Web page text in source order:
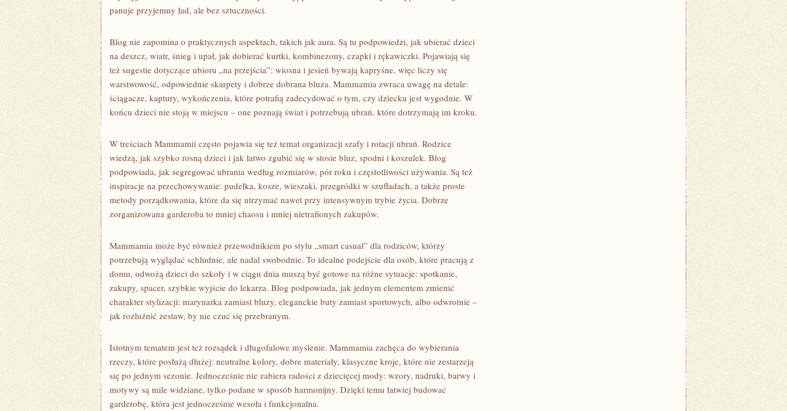
panuje przyjemny ład, ale bez sztuczności.
Blog nie zapomina o praktycznych aspektach, takich jak aura. Są tu podpowiedzi, jak ubierać dzieci
na deszcz, wiatr, śnieg i upał, jak dobierać kurtki, kombinezony, czapki i rękawiczki. Pojawiają się
też sugestie dotyczące ubioru „na przejścia”: wiosna i jesień bywają kapryśne, więc liczy się
warstwowość, odpowiednie skarpety i dobrze dobrana bluza. Mammamia zwraca uwagę na detale:
ściągacze, kaptury, wykończenia, które potrafią zadecydować o tym, czy dziecku jest wygodnie. W
końcu dzieci nie stoją w miejscu – one poznają świat i potrzebują ubrań, które dotrzymają im kroku.
W treściach Mammamii często pojawia się też temat organizacji szafy i rotacji ubrań. Rodzice
wiedzą, jak szybko rosną dzieci i jak łatwo zgubić się w stosie bluz, spodni i koszulek. Blog
podpowiada, jak segregować ubrania według rozmiarów, pór roku i częstotliwości używania. Są też
inspiracje na przechowywanie: pudełka, kosze, wieszaki, przegródki w szufladach, a także proste
metody porządkowania, które da się utrzymać nawet przy intensywnym trybie życia. Dobrze
zorganizowana garderoba to mniej chaosu i mniej nietrafionych zakupów.
Mammamia może być również przewodnikiem po stylu „smart casual” dla rodziców, którzy
potrzebują wyglądać schludnie, ale nadal swobodnie. To idealne podejście dla osób, które pracują z
domu, odwożą dzieci do szkoły i w ciągu dnia muszą być gotowe na różne sytuacje: spotkanie,
zakupy, spacer, szybkie wyjście do lekarza. Blog podpowiada, jak jednym elementem zmienić
charakter stylizacji: marynarka zamiast bluzy, eleganckie buty zamiast sportowych, albo odwrotnie –
jak rozluźnić zestaw, by nie czuć się przebranym.
Istotnym tematem jest też rozsądek i długofalowe myślenie. Mammamia zachęca do wybierania
rzeczy, które posłużą dłużej: neutralne kolory, dobre materiały, klasyczne kroje, które nie zestarzeją
się po jednym sezonie. Jednocześnie nie zabiera radości z dziecięcej mody: wzory, nadruki, barwy i
motywy są mile widziane, tylko podane w sposób harmonijny. Dzięki temu łatwiej budować
garderobę, która jest jednocześnie wesoła i funkcjonalna.